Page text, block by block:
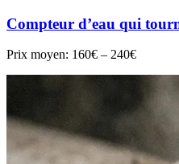
Compteur d’eau qui
Prix moyen: 160€ – 240€